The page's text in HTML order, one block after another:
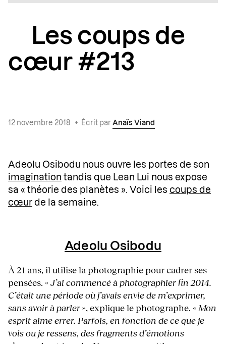
Les coups de
cœur #213
12 novembre 2018 • Écrit par Anaïs Viand
Adeolu Osibodu nous ouvre les portes de son
imagination tandis que Lean Lui nous expose
sa « théorie des planètes ». Voici les coups de
cœur de la semaine.
Adeolu Osibodu
À 21 ans, il utilise la photographie pour cadrer ses
pensées. «J’ai commencé à photographier fin 2014.
C’était une période où j’avais envie de m’exprimer,
sans avoir à parler», explique le photographe. « Mon
esprit aime errer. Parfois, en fonction de ce que je
vois ou je ressens, des fragments d’émotions